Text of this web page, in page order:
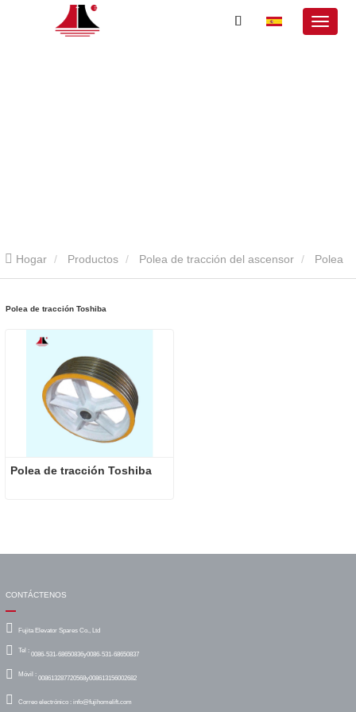
Hogar Productos Polea de tracción del ascensor
Polea de tracción Toshiba
Polea de tracción Toshiba
CONTÁCTENOS
Fujita Elevator Spares Co., Ltd
Tel : 0086-531-68650836y0086-531-68650837
Móvil : 008613287720568y008613156002682
Correo electrónico : info@fujihomelift.com